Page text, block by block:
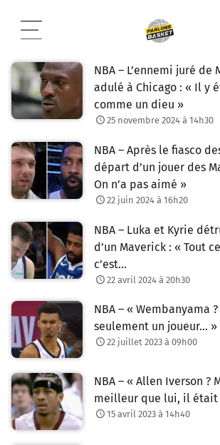
contenu
NBA – L’ennemi juré de
adulé à Chicago : « Il y
comme un dieu »
25 novembre 2024 à 14h30
NBA – Après le fiasco
départ d’un jouer des
On n’a pas aimé »
22 juin 2024 à 16h20
NBA – Luka et Kyrie
d’un Maverick : « Tout
c’est…
22 avril 2024 à 20h30
NBA – « Wembanyama ?
seulement un joueur… »
22 juillet 2023 à 09h00
NBA – « Allen Iverson ?
meilleur que lui, il
15 avril 2023 à 14h40